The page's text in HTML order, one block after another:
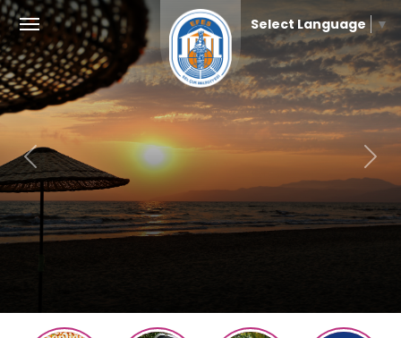
Select Language ▼
Previous Next